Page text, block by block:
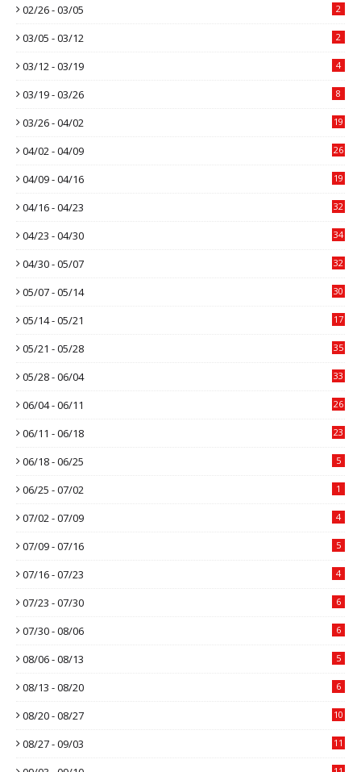
02/26 - 03/05 2
03/05 - 03/12 2
03/12 - 03/19 4
03/19 - 03/26 8
03/26 - 04/02 19
04/02 - 04/09 26
04/09 - 04/16 19
04/16 - 04/23 32
04/23 - 04/30 34
04/30 - 05/07 32
05/07 - 05/14 30
05/14 - 05/21 17
05/21 - 05/28 35
05/28 - 06/04 33
06/04 - 06/11 26
06/11 - 06/18 23
06/18 - 06/25 5
06/25 - 07/02 1
07/02 - 07/09 4
07/09 - 07/16 5
07/16 - 07/23 4
07/23 - 07/30 6
07/30 - 08/06 6
08/06 - 08/13 5
08/13 - 08/20 6
08/20 - 08/27 10
08/27 - 09/03 11